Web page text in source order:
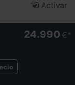
Activar
24.990 €